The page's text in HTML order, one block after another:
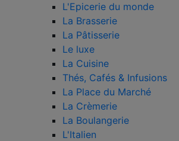
L'Epicerie du monde
La Brasserie
La Pâtisserie
Le luxe
La Cuisine
Thés, Cafés & Infusions
La Place du Marché
La Crèmerie
La Boulangerie
L'Italien